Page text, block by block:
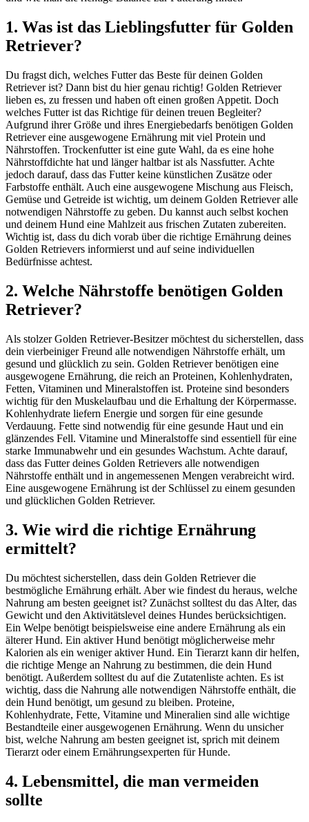
1. Was ist das Lieblingsfutter für Golden
Retriever?
Du fragst dich, welches Futter das Beste für deinen Golden
Retriever ist? Dann bist du hier genau richtig! Golden Retriever
lieben es, zu fressen und haben oft einen großen Appetit. Doch
welches Futter ist das Richtige für deinen treuen Begleiter?
Aufgrund ihrer Größe und ihres Energiebedarfs benötigen Golden
Retriever eine ausgewogene Ernährung mit viel Protein und
Nährstoffen. Trockenfutter ist eine gute Wahl, da es eine hohe
Nährstoffdichte hat und länger haltbar ist als Nassfutter. Achte
jedoch darauf, dass das Futter keine künstlichen Zusätze oder
Farbstoffe enthält. Auch eine ausgewogene Mischung aus Fleisch,
Gemüse und Getreide ist wichtig, um deinem Golden Retriever alle
notwendigen Nährstoffe zu geben. Du kannst auch selbst kochen
und deinem Hund eine Mahlzeit aus frischen Zutaten zubereiten.
Wichtig ist, dass du dich vorab über die richtige Ernährung deines
Golden Retrievers informierst und auf seine individuellen
Bedürfnisse achtest.
2. Welche Nährstoffe benötigen Golden
Retriever?
Als stolzer Golden Retriever-Besitzer möchtest du sicherstellen, dass
dein vierbeiniger Freund alle notwendigen Nährstoffe erhält, um
gesund und glücklich zu sein. Golden Retriever benötigen eine
ausgewogene Ernährung, die reich an Proteinen, Kohlenhydraten,
Fetten, Vitaminen und Mineralstoffen ist. Proteine sind besonders
wichtig für den Muskelaufbau und die Erhaltung der Körpermasse.
Kohlenhydrate liefern Energie und sorgen für eine gesunde
Verdauung. Fette sind notwendig für eine gesunde Haut und ein
glänzendes Fell. Vitamine und Mineralstoffe sind essentiell für eine
starke Immunabwehr und ein gesundes Wachstum. Achte darauf,
dass das Futter deines Golden Retrievers alle notwendigen
Nährstoffe enthält und in angemessenen Mengen verabreicht wird.
Eine ausgewogene Ernährung ist der Schlüssel zu einem gesunden
und glücklichen Golden Retriever.
3. Wie wird die richtige Ernährung
ermittelt?
Du möchtest sicherstellen, dass dein Golden Retriever die
bestmögliche Ernährung erhält. Aber wie findest du heraus, welche
Nahrung am besten geeignet ist? Zunächst solltest du das Alter, das
Gewicht und den Aktivitätslevel deines Hundes berücksichtigen.
Ein Welpe benötigt beispielsweise eine andere Ernährung als ein
älterer Hund. Ein aktiver Hund benötigt möglicherweise mehr
Kalorien als ein weniger aktiver Hund. Ein Tierarzt kann dir helfen,
die richtige Menge an Nahrung zu bestimmen, die dein Hund
benötigt. Außerdem solltest du auf die Zutatenliste achten. Es ist
wichtig, dass die Nahrung alle notwendigen Nährstoffe enthält, die
dein Hund benötigt, um gesund zu bleiben. Proteine,
Kohlenhydrate, Fette, Vitamine und Mineralien sind alle wichtige
Bestandteile einer ausgewogenen Ernährung. Wenn du unsicher
bist, welche Nahrung am besten geeignet ist, sprich mit deinem
Tierarzt oder einem Ernährungsexperten für Hunde.
4. Lebensmittel, die man vermeiden
sollte